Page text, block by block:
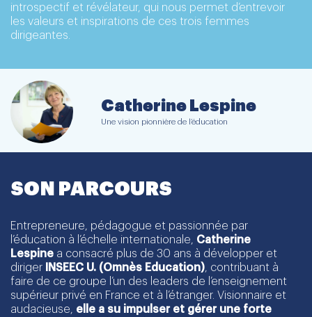
introspectif et révélateur, qui nous permet d’entrevoir
les valeurs et inspirations de ces trois femmes
dirigeantes.
Catherine Lespine
Une vision pionnière de l’éducation
SON PARCOURS
Entrepreneure, pédagogue et passionnée par
l’éducation à l’échelle internationale, Catherine
Lespine a consacré plus de 30 ans à développer et
diriger
INSEEC U. (Omnès Education), contribuant à
faire de ce groupe l’un des leaders de l’enseignement
supérieur privé en France et à l’étranger. Visionnaire et
audacieuse, elle a su impulser et gérer une forte